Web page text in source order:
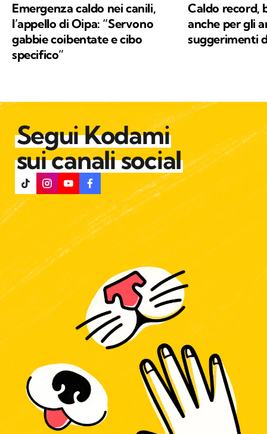
Emergenza caldo nei canili,
l’appello di Oipa: “Servono
gabbie coibentate e cibo
specifico”
Caldo record,
anche per gli
suggerimenti
Segui Kodami
sui canali social